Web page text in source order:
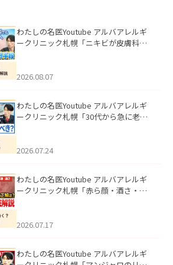
わたしの名医Youtube アルバアレルギ
ークリニック札幌「ニキビが皮膚科で
ました。
2026.08.07
わたしの名医Youtube アルバアレルギ
ークリニック札幌「30代から急に老け
た。
2026.07.24
わたしの名医Youtube アルバアレルギ
ークリニック札幌「赤ら顔・酒さ・ニ
した。
2026.07.17
わたしの名医Youtube アルバアレルギ